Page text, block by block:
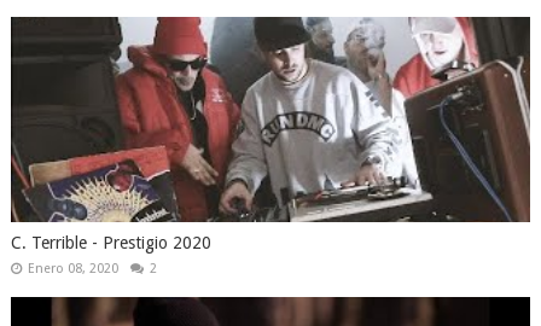
C. Terrible - Prestigio 2020
Enero 08, 2020 2